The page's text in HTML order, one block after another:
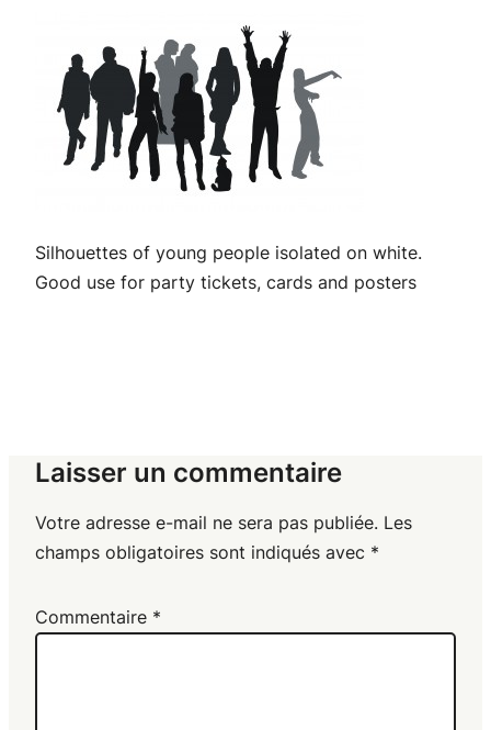
Silhouettes of young people isolated on white.
Good use for party tickets, cards and posters
Laisser un commentaire
Votre adresse e-mail ne sera pas publiée. Les
champs obligatoires sont indiqués avec *
Commentaire *